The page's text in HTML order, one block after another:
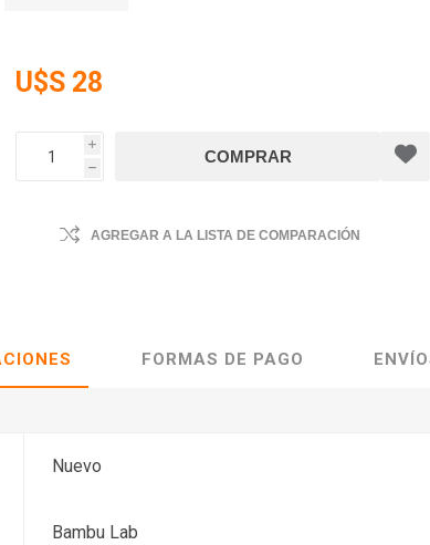
U$S 28
i
h
AGREGAR A LA LISTA DE COMPARACIÓN
FORMAS DE PAGO
Nuevo
Bambu Lab